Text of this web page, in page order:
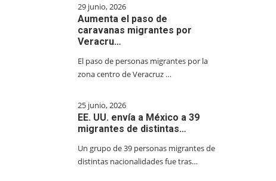
29 junio, 2026
Aumenta el paso de
caravanas migrantes por
Veracru…
El paso de personas migrantes por la
zona centro de Veracruz …
25 junio, 2026
EE. UU. envía a México a 39
migrantes de distintas…
Un grupo de 39 personas migrantes de
distintas nacionalidades fue tras…